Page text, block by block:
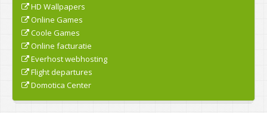
HD Wallpapers
Online Games
Coole Games
Online facturatie
Everhost webhosting
Flight departures
Domotica Center